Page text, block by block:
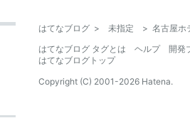
はてなブログ > 未指定 > 名古屋ホ
はてなブログ タグとは
ヘルプ
開発
はてなブログトップ
Copyright (C) 2001-2026 Hatena.